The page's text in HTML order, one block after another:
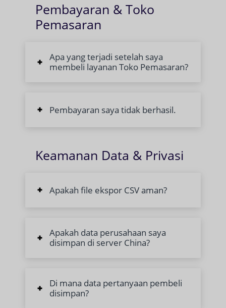
Pembayaran & Toko
Pemasaran
Apa yang terjadi setelah saya
membeli layanan Toko Pemasaran?
Pembayaran saya tidak berhasil.
Keamanan Data & Privasi
Apakah file ekspor CSV aman?
Apakah data perusahaan saya
disimpan di server China?
Di mana data pertanyaan pembeli
disimpan?